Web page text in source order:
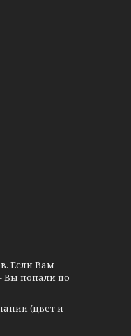
Если Вам
Вы попали по
(цвет и